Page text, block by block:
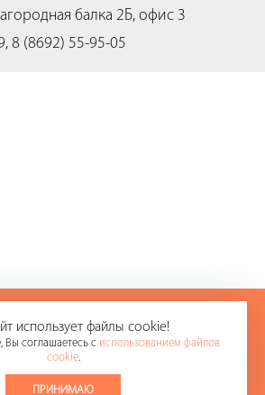
балка 2Б, офис 3
8 (8692) 55-95-05
+7 (978) 109-96-09
8 (8692) 55-95-05
E-mail:
использует файлы cookie!
Вы соглашаетесь с использованием файлов
cookie.
ПРИНИМАЮ